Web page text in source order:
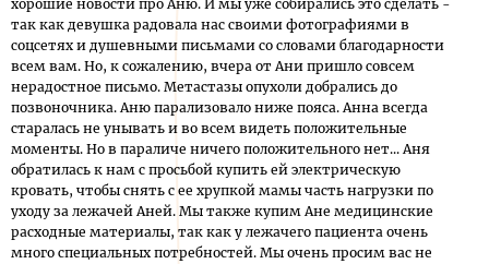
хорошие новости про Аню. И мы уже собирались это сделать -
так как девушка радовала нас своими фотографиями в
соцсетях и душевными письмами со словами благодарности
всем вам. Но, к сожалению, вчера от Ани пришло совсем
нерадостное письмо. Метастазы опухоли добрались до
позвоночника. Аню парализовало ниже пояса. Анна всегда
старалась не унывать и во всем видеть положительные
моменты. Но в параличе ничего положительного нет... Аня
обратилась к нам с просьбой купить ей электрическую
кровать, чтобы снять с ее хрупкой мамы часть нагрузки по
уходу за лежачей Аней. Мы также купим Ане медицинские
расходные материалы, так как у лежачего пациента очень
много специальных потребностей. Мы очень просим вас не